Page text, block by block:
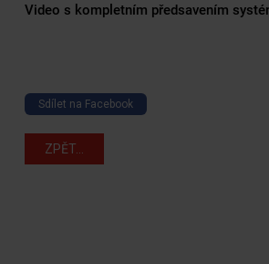
Video s kompletním předsavením
Sdílet na Facebook
ZPĚT...